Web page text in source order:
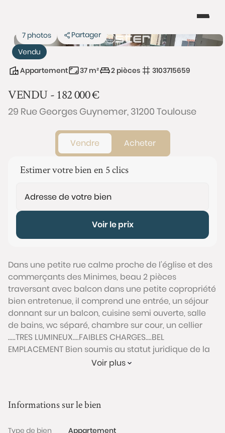
Vendu
7 photos Partager
Appartement 37 m² 2 pièces 3103715659
VENDU -182 000€
29 Rue Georges Guynemer, 31200 Toulouse
Vendre Acheter
Estimer votre bien en 5 clics
Voir le prix
Dans une petite rue calme proche de l'église et des
commerçants des Minimes, beau 2 pièces
traversant avec balcon dans une petite copropriété
bien entretenue, il comprend une entrée, un séjour
donnant sur un balcon, cuisine semi ouverte, salle
de bains, wc séparé, chambre sur cour, un cellier
.....TRES LUMINEUX....FAIBLES CHARGES....BEL
EMPLACEMENT Bien soumis au statut juridique de la
Copropriété. Nb de lots : 6. Charges annuelles de
Prix TTC et Honoraires à charge vendeur TTC
Voir plus
Informations sur le bien
Type de bien
Appartement